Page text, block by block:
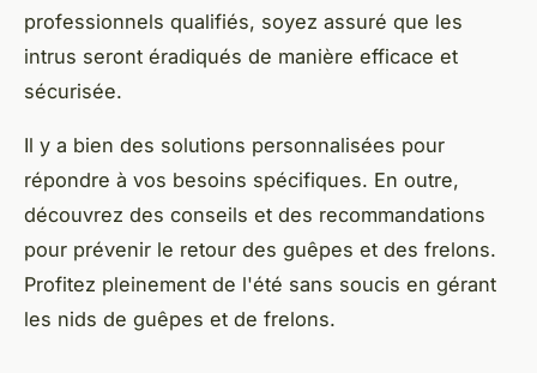
professionnels qualifiés, soyez assuré que les
intrus seront éradiqués de manière efficace et
sécurisée.
Il y a bien des solutions personnalisées pour
répondre à vos besoins spécifiques. En outre,
découvrez des conseils et des recommandations
pour prévenir le retour des guêpes et des frelons.
Profitez pleinement de l'été sans soucis en gérant
les nids de guêpes et de frelons.